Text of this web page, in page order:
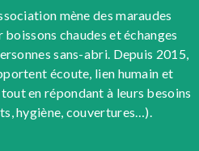
mène des maraudes
chaudes et échanges
sans-abri. Depuis 2015,
écoute, lien humain et
en répondant à leurs besoins
hygiène, couvertures…).